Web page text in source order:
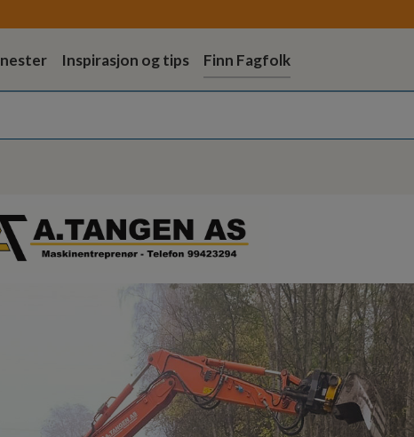
Inspirasjon og tips Finn Fagfolk